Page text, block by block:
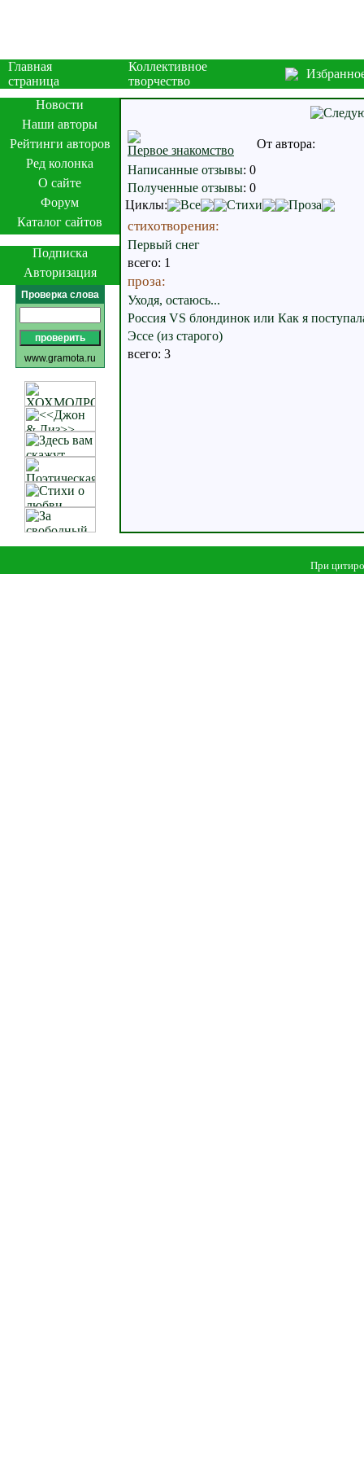
Главная
страница
Коллективное
творчество
Новости
Наши авторы
Рейтинги авторов
Ред колонка
О сайте
Форум
Каталог сайтов
Подписка
Авторизация
Проверка слова
www.gramota.ru
Первое знакомство
От автора:
Написанные отзывы: 0
Полученные отзывы: 0
Циклы:
Все Стихи Проза
стихотворения:
Первый снег
всего: 1
проза:
Уходя, остаюсь...
Россия VS блондинок или Как я
Эссе (из старого)
всего: 3
При